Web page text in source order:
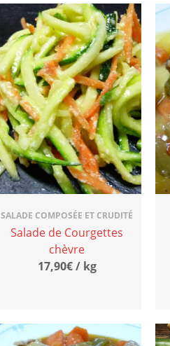
SALADE COMPOSÉE ET CRUDITÉ
Salade de Courgettes
chèvre
17,90€ / kg